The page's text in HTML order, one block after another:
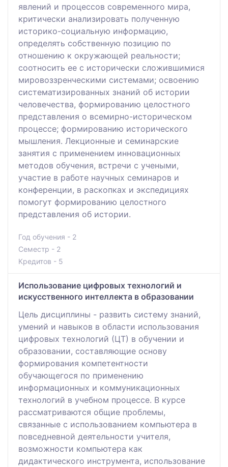
явлений и процессов современного мира,
критически анализировать полученную
историко-социальную информацию,
определять собственную позицию по
отношению к окружающей реальности;
соотносить ее с исторически сложившимися
мировоззренческими системами; освоению
систематизированных знаний об истории
человечества, формированию целостного
представления о всемирно-историческом
процессе; формированию исторического
мышления. Лекционные и семинарские
занятия с применением инновационных
методов обучения, встречи с учеными,
участие в работе научных семинаров и
конференции, в раскопках и экспедициях
помогут формированию целостного
представления об истории.
Год обучения - 2
Семестр - 2
Кредитов - 5
Использование цифровых технологий и
искусственного интеллекта в образовании
Цель дисциплины - развить систему знаний,
умений и навыков в области использования
цифровых технологий (ЦТ) в обучении и
образовании, составляющие основу
формирования компетентности
обучающегося по применению
информационных и коммуникационных
технологий в учебном процессе. В курсе
рассматриваются общие проблемы,
связанные с использованием компьютера в
повседневной деятельности учителя,
возможности компьютера как
дидактического инструмента, использование